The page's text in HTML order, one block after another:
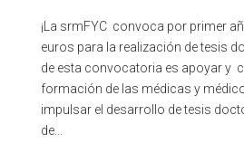
¡La srmFYC convoca por primer
euros para la realización de tesis
de esta convocatoria es apoyar y
formación de las médicas y
impulsar el desarrollo de tesis
de...